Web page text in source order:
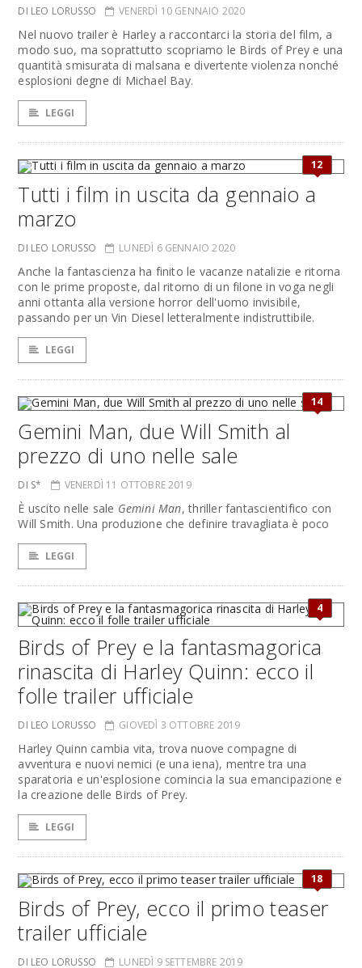
DI LEO LORUSSO VENERDÌ 10 GENNAIO 2020
Nel nuovo trailer è Harley a raccontarci la storia del film, a
modo suo, ma soprattutto scopriamo le Birds of Prey e una
quantità smisurata di malsana e divertente violenza nonché
esplosioni degne di Michael Bay.
LEGGI
12
Tutti i film in uscita da gennaio a
marzo
DI LEO LORUSSO LUNEDÌ 6 GENNAIO 2020
Anche la fantascienza ha finito le vacanze natalizie e ritorna
con le prime proposte, dal ritorno di un filone in voga negli
anni ottanta alla versione horror dell'uomo invisibile,
passando per un Vin Diesel letteralmente indistruttibile.
LEGGI
14
Gemini Man, due Will Smith al
prezzo di uno nelle sale
DI S* VENERDÌ 11 OTTOBRE 2019
È uscito nelle sale Gemini Man, thriller fantascientifico con
Will Smith. Una produzione che definire travagliata è poco
LEGGI
4
Birds of Prey e la fantasmagorica
rinascita di Harley Quinn: ecco il
folle trailer ufficiale
DI LEO LORUSSO GIOVEDÌ 3 OTTOBRE 2019
Harley Quinn cambia vita, trova nuove compagne di
avventura e nuovi nemici (e una iena), mentre tra una
sparatoria e un'esplosione comincia la sua emancipazione e
la creazione delle Birds of Prey.
LEGGI
18
Birds of Prey, ecco il primo teaser
trailer ufficiale
DI LEO LORUSSO LUNEDÌ 9 SETTEMBRE 2019